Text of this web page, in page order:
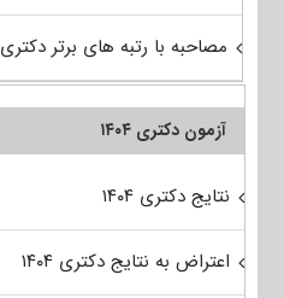
مصاحبه با رتبه های برتر دکتری
آزمون دکتری ۱۴۰۴
نتایج دکتری ۱۴۰۴
اعتراض به نتایج دکتری ۱۴۰۴